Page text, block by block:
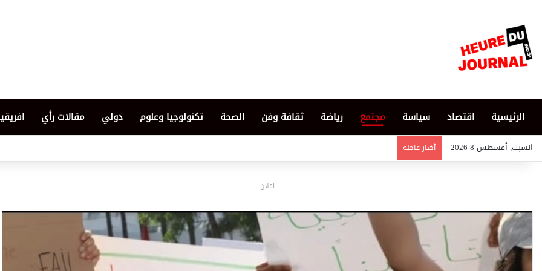
الرئيسية اقتصاد سياسة مجتمع رياضة ثقافة وفن الصحة تكنولوجيا وعلوم دولي مقالات رأي
السبت, أغسطس 8 2026 أخبار عاجلة
اعلان